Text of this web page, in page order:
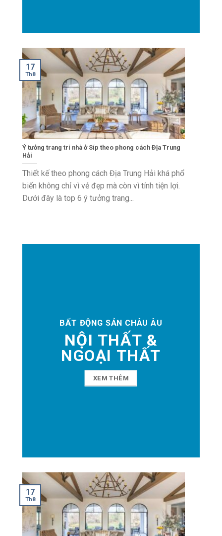
Ý tưởng trang trí nhà ở Síp theo phong cách Địa Trung
Hải
Thiết kế theo phong cách Địa Trung Hải khá phổ
biến không chỉ vì vẻ đẹp mà còn vì tính tiện lợi.
Dưới đây là top 6 ý tưởng trang...
17
Th8
BẤT ĐỘNG SẢN CHÂU ÂU
NỘI THẤT &
NGOẠI THẤT
XEM THÊM
17
Th8